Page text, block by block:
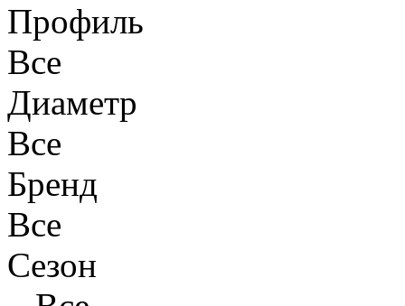
Профиль
Все
Диаметр
Все
Бренд
Все
Сезон